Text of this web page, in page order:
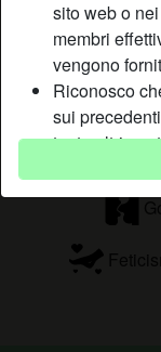
sito web o
membri
vengono
Riconosco
sui
tenta
Tags